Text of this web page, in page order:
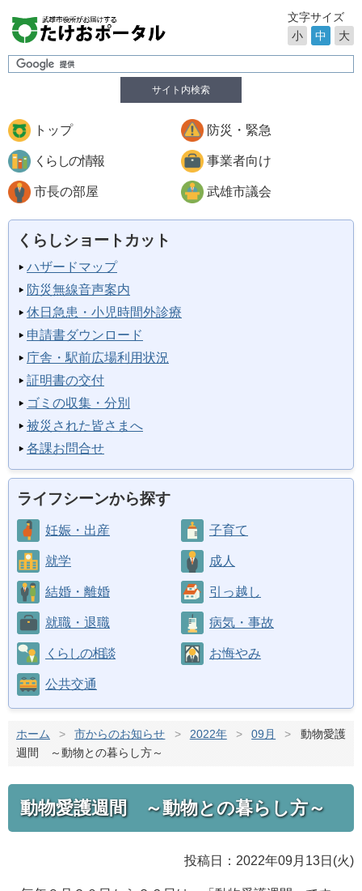
サイト内検索
文字サイズ
小
中 大
トップ 防災・緊急
くらしの情報 事業者向け
市長の部屋 武雄市議会
くらしショートカット
ハザードマップ
防災無線音声案内
休日急患・小児時間外診療
申請書ダウンロード
庁舎・駅前広場利用状況
証明書の交付
ゴミの収集・分別
被災された皆さまへ
各課お問合せ
ライフシーンから探す
妊娠・出産 子育て
就学 成人
結婚・離婚 引っ越し
就職・退職 病気・事故
くらしの相談 お悔やみ
公共交通
ホーム > 市からのお知らせ > 2022年 > 09月 >
動物愛護
週間 ～動物との暮らし方～
動物愛護週間 ～動物との暮らし方～
投稿日：2022年09月13日(火)